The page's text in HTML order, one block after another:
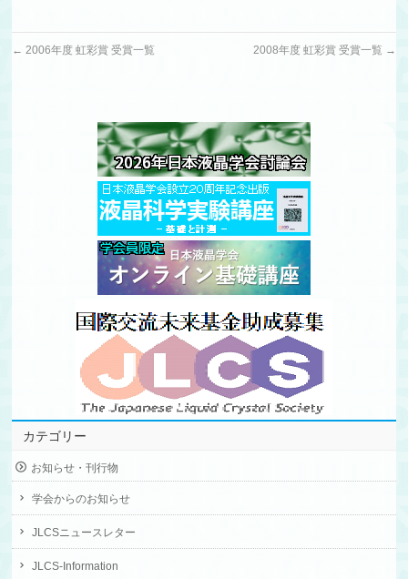
← 2006年度 虹彩賞 受賞一覧 2008年度 虹彩賞 受賞一覧 →
カテゴリー
お知らせ・刊行物
学会からのお知らせ
JLCSニュースレター
JLCS-Information